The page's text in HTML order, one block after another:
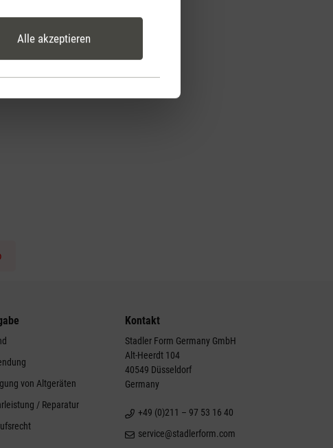
Alle akzeptieren
von Altgeräten
/ Reparatur
Kontakt
Stadler Form Germany GmbH
Alt-Heerdt 104
40549 Düsseldorf
Germany
+49 (0)211 – 97 53 16 40
service@stadlerform.com